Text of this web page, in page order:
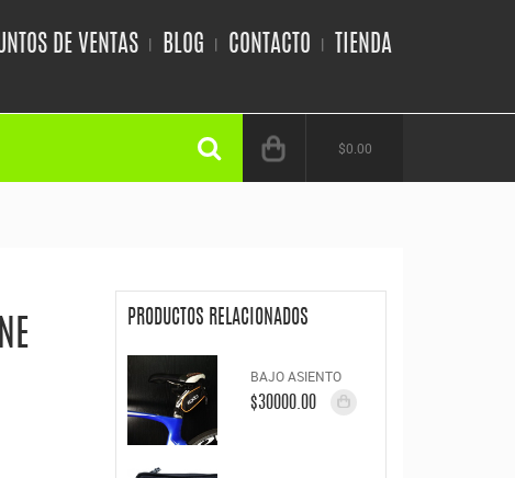
DE VENTAS BLOG CONTACTO TIENDA
$0.00
PRODUCTOS RELACIONADOS
BAJO ASIENTO
$30000.00